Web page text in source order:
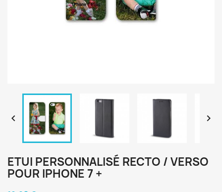
 
ETUI PERSONNALISÉ RECTO / VERSO
POUR IPHONE 7 +